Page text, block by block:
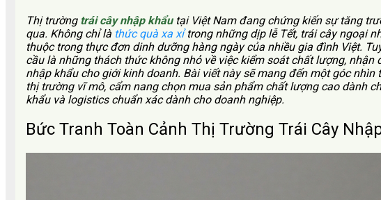
Thị trường trái cây nhập khẩu tại Việt Nam đang chứng kiến sự tăng
qua. Không chỉ là thức quà xa xỉtrong những dịp lễ Tết, trái cây ngoại
thuộc trong thực đơn dinh dưỡng hàng ngày của nhiều gia đình Việt.
cầu là những thách thức không nhỏ về việc kiểm soát chất lượng, nhận
nhập khẩu cho giới kinh doanh. Bài viết này sẽ mang đến một góc
thị trường vĩ mô, cẩm nang chọn mua sản phẩm chất lượng cao dành
khẩu và logistics chuẩn xác dành cho doanh nghiệp.
Bức Tranh Toàn Cảnh Thị Trường Trái Cây